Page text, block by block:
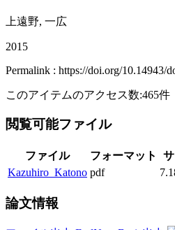
上遠野, 一広
2015
Permalink : https://doi.org/10.14943/
このアイテムのアクセス数:465件
閲覧可能ファイル
ファイル フォーマット
Kazuhiro_Katono pdf
論文情報